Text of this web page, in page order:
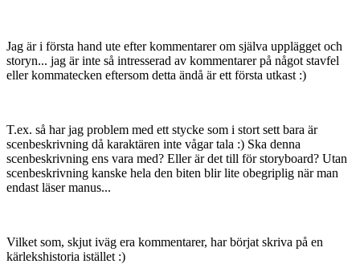
Jag är i första hand ute efter kommentarer om själva upplägget och
storyn... jag är inte så intresserad av kommentarer på något stavfel
eller kommatecken eftersom detta ändå är ett första utkast :)
T.ex. så har jag problem med ett stycke som i stort sett bara är
scenbeskrivning då karaktären inte vågar tala :) Ska denna
scenbeskrivning ens vara med? Eller är det till för storyboard? Utan
scenbeskrivning kanske hela den biten blir lite obegriplig när man
endast läser manus...
Vilket som, skjut iväg era kommentarer, har börjat skriva på en
kärlekshistoria istället :)